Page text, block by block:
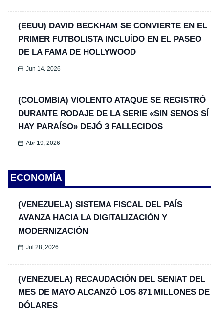
(EEUU) DAVID BECKHAM SE CONVIERTE EN EL
PRIMER FUTBOLISTA INCLUÍDO EN EL PASEO
DE LA FAMA DE HOLLYWOOD
Jun 14, 2026
(COLOMBIA) VIOLENTO ATAQUE SE REGISTRÓ
DURANTE RODAJE DE LA SERIE «SIN SENOS SÍ
HAY PARAÍSO» DEJÓ 3 FALLECIDOS
Abr 19, 2026
ECONOMÍA
(VENEZUELA) SISTEMA FISCAL DEL PAÍS
AVANZA HACIA LA DIGITALIZACIÓN Y
MODERNIZACIÓN
Jul 28, 2026
(VENEZUELA) RECAUDACIÓN DEL SENIAT DEL
MES DE MAYO ALCANZÓ LOS 871 MILLONES DE
DÓLARES